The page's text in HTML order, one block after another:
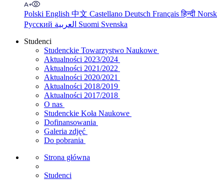
Polski English 中文 Castellano Deutsch Françaisहिन्दी Norsk
Русский
Suomi Svenska
Studenci
Studenckie Towarzystwo Naukowe
Aktualności 2023/2024
Aktualności 2021/2022
Aktualności 2020/2021
Aktualności 2018/2019
Aktualności 2017/2018
O nas
Studenckie Koła Naukowe
Dofinansowania
Galeria zdjęć
Do pobrania
Strona główna
Studenci